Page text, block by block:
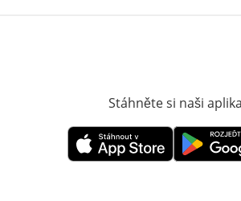
Stáhněte si naši
Otevře v novém okněOtevře v